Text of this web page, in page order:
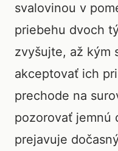
svalovinou v
priebehu dvoch
zvyšujte, až kým
akceptovať ich
prechode na
pozorovať jemnú
prejavuje